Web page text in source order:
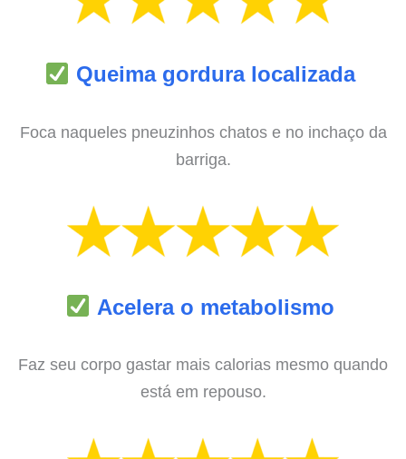
Queima gordura localizada
Foca naqueles pneuzinhos chatos e no inchaço da
barriga.
Acelera o metabolismo
Faz seu corpo gastar mais calorias mesmo quando
está em repouso.